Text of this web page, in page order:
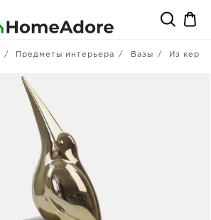
Предметы интерьера Вазы Из